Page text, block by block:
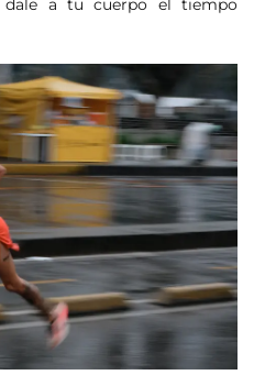
dale a tu cuerpo el tiempo